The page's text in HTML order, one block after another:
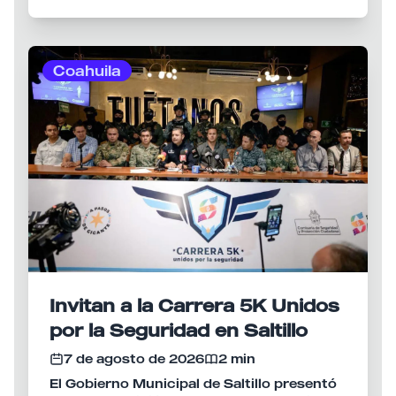
Coahuila
Invitan a la Carrera 5K Unidos
por la Seguridad en Saltillo
7 de agosto de 2026
2 min
El Gobierno Municipal de Saltillo presentó